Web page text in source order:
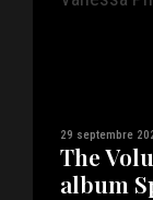
29 septembre
The
album